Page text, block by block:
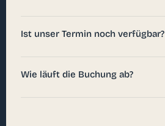
Ist unser Termin noch verfügbar?
Wie läuft die Buchung ab?